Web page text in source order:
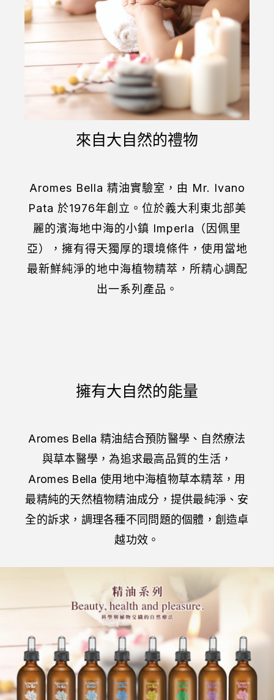
來自大自然的禮物
Aromes Bella 精油實驗室，由 Mr. Ivano
Pata 於1976年創立。位於義大利東北部美
麗的濱海地中海的小鎮 Imperla （因佩里
亞），擁有得天獨厚的環境條件，使用當地
最新鮮純淨的地中海植物精萃，所精心調配
出一系列產品。
擁有大自然的能量
Aromes Bella 精油結合預防醫學、自然療法
與草本醫學，為追求最高品質的生活，
Aromes Bella 使用地中海植物草本精萃，用
最精純的天然植物精油成分，提供最純淨、安
全的訴求，調理各種不同問題的個體，創造卓
越功效。